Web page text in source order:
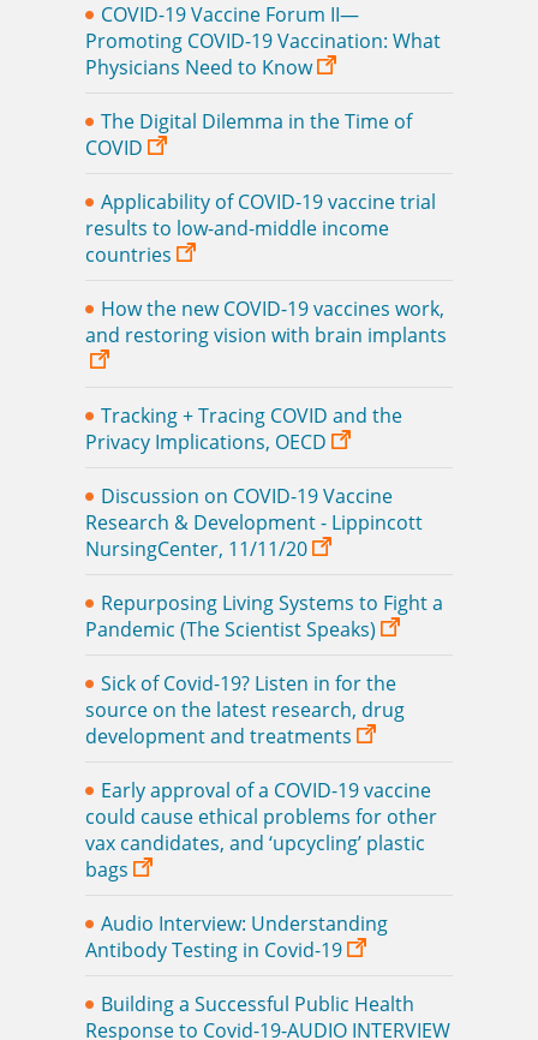
COVID-19 Vaccine Forum II—
Promoting COVID-19 Vaccination: What
Physicians Need to Know
The Digital Dilemma in the Time of
COVID
Applicability of COVID-19 vaccine trial
results to low-and-middle income
countries
How the new COVID-19 vaccines work,
and restoring vision with brain implants
Tracking + Tracing COVID and the
Privacy Implications, OECD
Discussion on COVID-19 Vaccine
Research & Development - Lippincott
NursingCenter, 11/11/20
Repurposing Living Systems to Fight a
Pandemic (The Scientist Speaks)
Sick of Covid-19? Listen in for the
source on the latest research, drug
development and treatments
Early approval of a COVID-19 vaccine
could cause ethical problems for other
vax candidates, and ‘upcycling’ plastic
bags
Audio Interview: Understanding
Antibody Testing in Covid-19
Building a Successful Public Health
Response to Covid-19-AUDIO INTERVIEW